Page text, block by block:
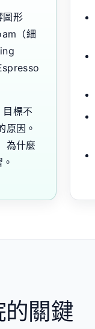
圖形
（細
目標不
原因。
為什麼
關鍵